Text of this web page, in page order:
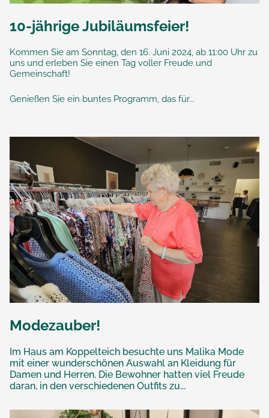
10-jährige Jubiläumsfeier!
Kommen Sie am Sonntag, den 16. Juni 2024, ab 11:00 Uhr zu
uns und erleben Sie einen Tag voller Freude und
Gemeinschaft!
Genießen Sie ein buntes Programm, das für...
Modezauber!
Im Haus am Koppelteich besuchte uns Malika Mode
mit einer wunderschönen Auswahl an Kleidung für
Damen und Herren. Die Bewohner hatten viel Freude
daran, in den verschiedenen Outfits zu...